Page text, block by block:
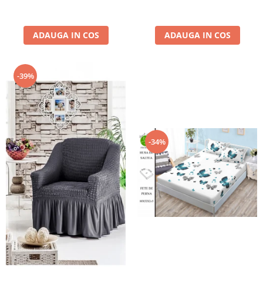
ADAUGA IN COS ADAUGA IN COS
-39%
-34%